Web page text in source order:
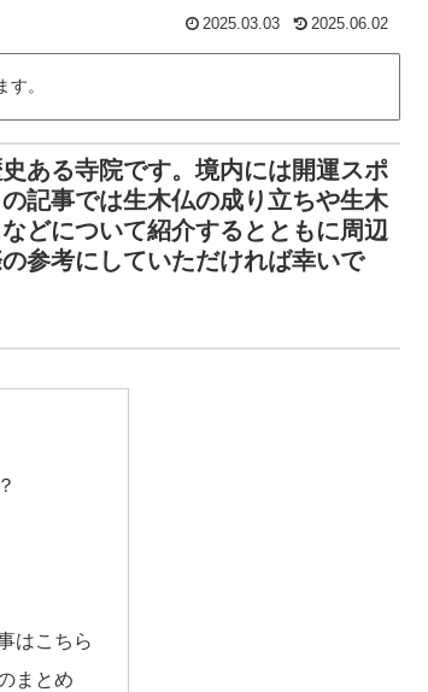
2025.03.03 2025.06.02
。
ある寺院です。境内には開運スポ
記事では生木仏の成り立ちや生木
どについて紹介するとともに周辺
参考にしていただければ幸いで
はこちら
まとめ